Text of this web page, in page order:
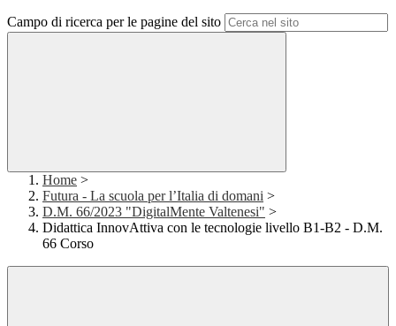
Campo di ricerca per le pagine del sito
Home >
Futura - La scuola per l’Italia di domani >
D.M. 66/2023 "DigitalMente Valtenesi" >
Didattica InnovAttiva con le tecnologie livello B1-B2 - D.M.
66 Corso